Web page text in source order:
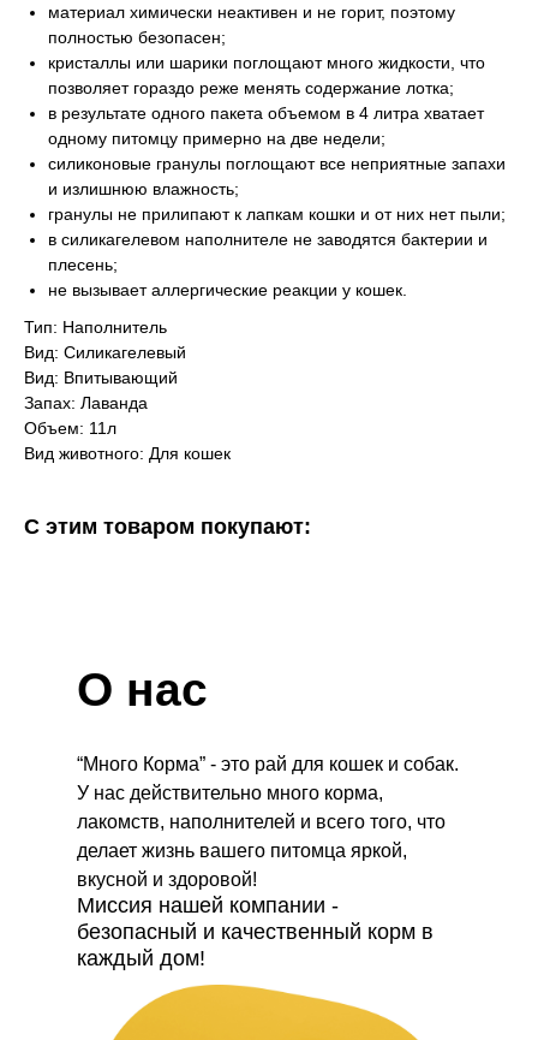
материал химически неактивен и не горит, поэтому
полностью безопасен;
кристаллы или шарики поглощают много жидкости, что
позволяет гораздо реже менять содержание лотка;
в результате одного пакета объемом в 4 литра хватает
одному питомцу примерно на две недели;
силиконовые гранулы поглощают все неприятные запахи
и излишнюю влажность;
гранулы не прилипают к лапкам кошки и от них нет пыли;
в силикагелевом наполнителе не заводятся бактерии и
плесень;
не вызывает аллергические реакции у кошек.
Тип: Наполнитель
Вид: Силикагелевый
Вид: Впитывающий
Запах: Лаванда
Объем: 11л
Вид животного: Для кошек
С этим товаром покупают:
“Много Корма” - это рай для кошек и собак.
У нас действительно много корма,
лакомств, наполнителей и всего того, что
делает жизнь вашего питомца яркой,
вкусной и здоровой!
Миссия нашей компании -
безопасный и качественный корм в
каждый дом!
О нас